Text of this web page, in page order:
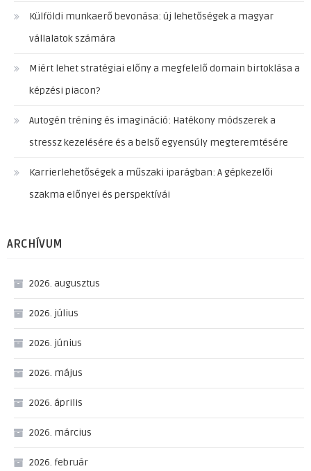
Külföldi munkaerő bevonása: új lehetőségek a magyar
vállalatok számára
Miért lehet stratégiai előny a megfelelő domain birtoklása a
képzési piacon?
Autogén tréning és imagináció: Hatékony módszerek a
stressz kezelésére és a belső egyensúly megteremtésére
Karrierlehetőségek a műszaki iparágban: A gépkezelői
szakma előnyei és perspektívái
ARCHÍVUM
2026. augusztus
2026. július
2026. június
2026. május
2026. április
2026. március
2026. február